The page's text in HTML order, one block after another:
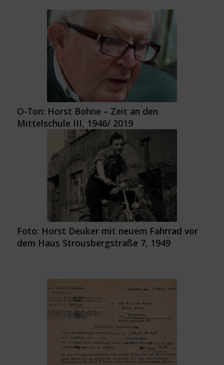
O-Ton: Horst Bohne – Zeit an den
Mittelschule III, 1946/ 2019
Foto: Horst Deuker mit neuem Fahrrad vor
dem Haus Strousbergstraße 7, 1949